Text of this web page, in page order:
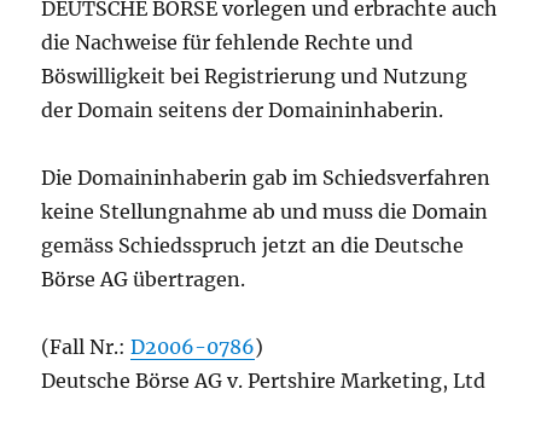
DEUTSCHE BÖRSE vorlegen und erbrachte auch
die Nachweise für fehlende Rechte und
Böswilligkeit bei Registrierung und Nutzung
der Domain seitens der Domaininhaberin.
Die Domaininhaberin gab im Schiedsverfahren
keine Stellungnahme ab und muss die Domain
gemäss Schiedsspruch jetzt an die Deutsche
Börse AG übertragen.
(Fall Nr.:D2006-0786)
Deutsche Börse AG v. Pertshire Marketing, Ltd